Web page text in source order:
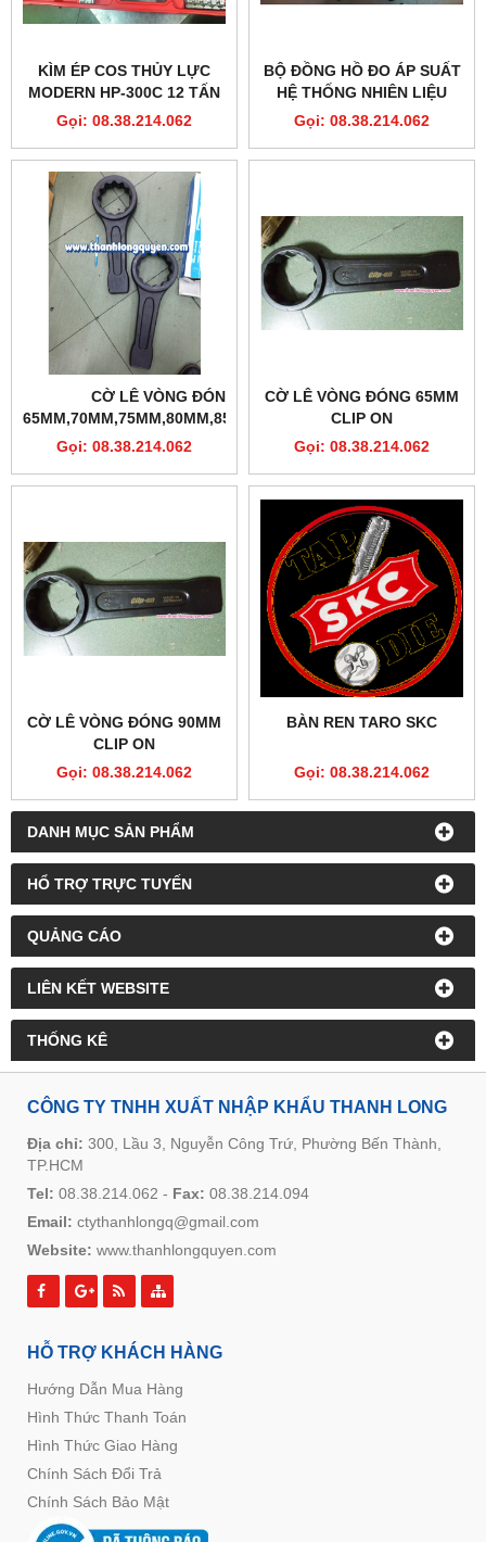
DANH MỤC SẢN PHẨM
HỔ TRỢ TRỰC TUYẾN
QUẢNG CÁO
LIÊN KẾT WEBSITE
THỐNG KÊ
KÌM ÉP COS THỦY LỰC
MODERN HP-300C 12 TẤN
11 KHUÔN
Gọi: 08.38.214.062
BỘ ĐỒNG HỒ ĐO ÁP SUẤT
HỆ THỐNG NHIÊN LIỆU
ĐỘNG CƠ BƠM XĂNG 42
Gọi: 08.38.214.062
CỜ LÊ VÒNG ĐÓNG
65MM,70MM,75MM,80MM,85MM,90MM
CLIP-ON
Gọi: 08.38.214.062
CỜ LÊ VÒNG ĐÓNG 65MM
CLIP ON
Gọi: 08.38.214.062
CỜ LÊ VÒNG ĐÓNG 90MM
CLIP ON
Gọi: 08.38.214.062
BÀN REN TARO SKC
Gọi: 08.38.214.062
CÔNG TY TNHH XUẤT NHẬP KHẨU THANH LONG
Địa chỉ: 300, Lầu 3, Nguyễn Công Trứ, Phường Bến Thành,
TP.HCM
Tel: 08.38.214.062 - Fax: 08.38.214.094
Email: ctythanhlongq@gmail.com
Website: www.thanhlongquyen.com
HỖ TRỢ KHÁCH HÀNG
Hướng Dẫn Mua Hàng
Hình Thức Thanh Toán
Hình Thức Giao Hàng
Chính Sách Đổi Trả
Chính Sách Bảo Mật